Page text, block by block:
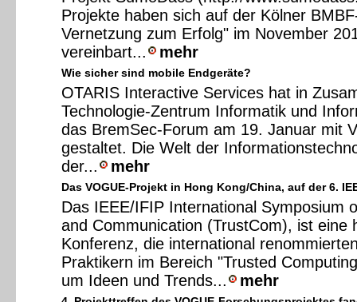
Projekte haben sich auf der Kölner
Vernetzung zum Erfolg" im November
vereinbart...
mehr
Wie sicher sind mobile Endgeräte?
OTARIS Interactive Services hat in
Technologie-Zentrum Informatik und
das BremSec-Forum am 19. Januar mit
gestaltet. Die Welt der
der...
mehr
Das VOGUE-Projekt in Hong Kong/China, auf der 6.
Das IEEE/IFIP International Symposium
and Communication (TrustCom), ist eine
Konferenz, die international
Praktikern im Bereich "Trusted
um Ideen und Trends...
mehr